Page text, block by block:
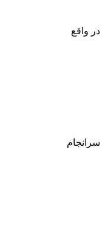
در واقع
سرانجام